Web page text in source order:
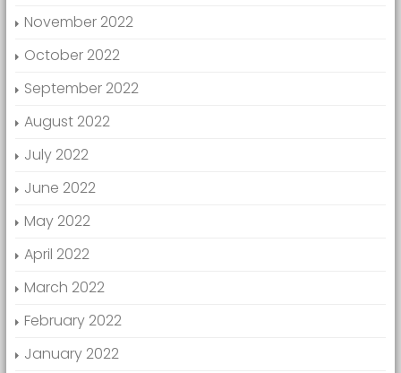
November 2022
October 2022
September 2022
August 2022
July 2022
June 2022
May 2022
April 2022
March 2022
February 2022
January 2022